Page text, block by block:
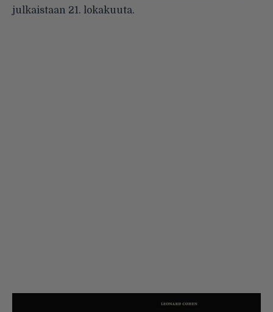
julkaistaan 21. lokakuuta.